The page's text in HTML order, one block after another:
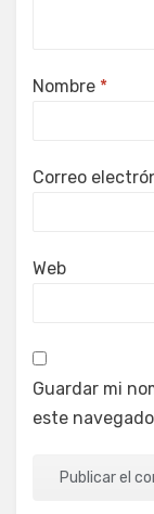
Nombre *
Correo
Web
Guardar mi
este